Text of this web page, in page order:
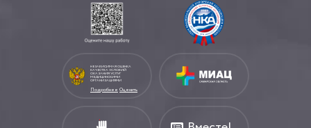
НЕЗАВИСИМАЯ ОЦЕНКА
КАЧЕСТВА УСЛОВИЙ
ОКАЗАНИЯ УСЛУГ
МЕДИЦИНСКИМИ
ОРГАНИЗАЦИЯМИ
Подробнее Оценить